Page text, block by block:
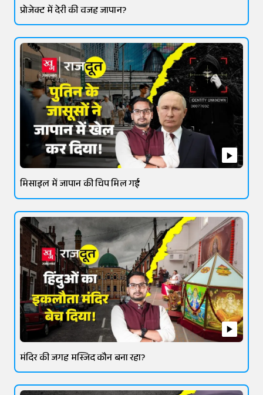
प्रोजेक्ट में देरी की वजह जापान?
मिसाइल में जापान की चिप मिल गई
मंदिर की जगह मस्जिद कौन बना रहा?